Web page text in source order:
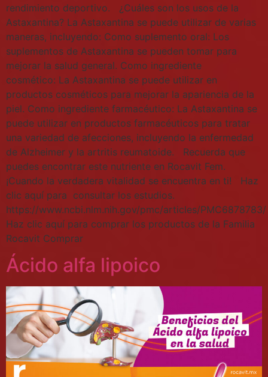
rendimiento deportivo. ¿Cuáles son los usos de la
Astaxantina? La Astaxantina se puede utilizar de varias
maneras, incluyendo: Como suplemento oral: Los
suplementos de Astaxantina se pueden tomar para
mejorar la salud general. Como ingrediente
cosmético: La Astaxantina se puede utilizar en
productos cosméticos para mejorar la apariencia de la
piel. Como ingrediente farmacéutico: La Astaxantina se
puede utilizar en productos farmacéuticos para tratar
una variedad de afecciones, incluyendo la enfermedad
de Alzheimer y la artritis reumatoide. Recuerda que
puedes encontrar este nutriente en Rocavit Fem.
¡Cuando la verdadera vitalidad se encuentra en ti! Haz
clic aquí para consultar los estudios.
https://www.ncbi.nlm.nih.gov/pmc/articles/PMC6878783/
Haz clic aquí para comprar los productos de la Familia
Rocavit Comprar
Ácido alfa lipoico